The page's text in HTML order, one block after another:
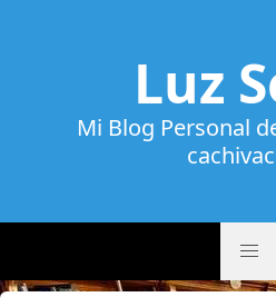
Luz
Mi Blog Personal